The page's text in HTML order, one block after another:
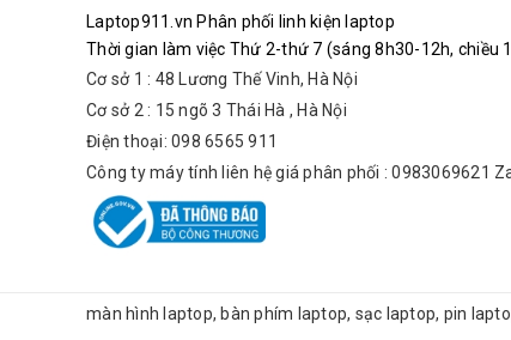
Laptop911.vn Phân phối linh kiện laptop
Thời gian làm việc Thứ 2-thứ 7 (sáng 8h30-12h, chiều
Cơ sở 1 : 48 Lương Thế Vinh, Hà Nội
Cơ sở 2 : 15 ngõ 3 Thái Hà , Hà Nội
Điện thoại: 098 6565 911
Công ty máy tính liên hệ giá phân phối : 0983069621
màn hình laptop, bàn phím laptop, sạc laptop, pin